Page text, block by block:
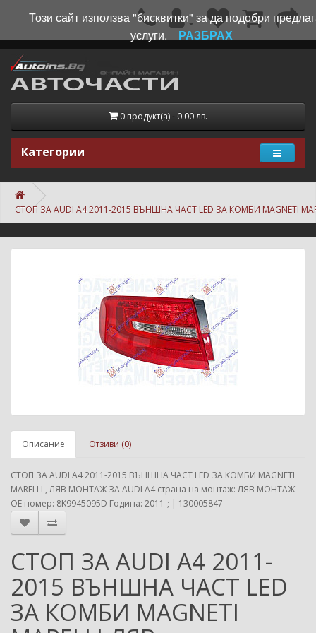
0 продукт(а) - 0.00 лв.
Категории
СТОП ЗА AUDI A4 2011-2015 ВЪНШНА ЧАСТ LED ЗА КОМБИ MAGNETI
Описание Отзиви (0)
СТОП ЗА AUDI A4 2011-2015 ВЪНШНА ЧАСТ LED ЗА КОМБИ MAGNETI
MARELLI , ЛЯВ МОНТАЖ ЗА AUDI A4 страна на монтаж: ЛЯВ МОНТАЖ
ОЕ номер: 8K9945095D Година: 2011-; | 130005847
СТОП ЗА AUDI A4 2011-
2015 ВЪНШНА ЧАСТ LED
ЗА КОМБИ MAGNETI
Този сайт използва "бисквитки" за да подобри
услуги.
РАЗБРАХ